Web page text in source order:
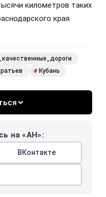
километров таких
края
# Кубань
на «АН»:
ВКонтакте